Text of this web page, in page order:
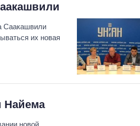
Саакашвили
их новая
Найема
новой